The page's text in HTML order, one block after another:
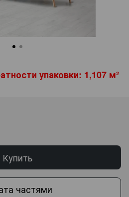
упаковки: 1,107 м²
Купить
частями